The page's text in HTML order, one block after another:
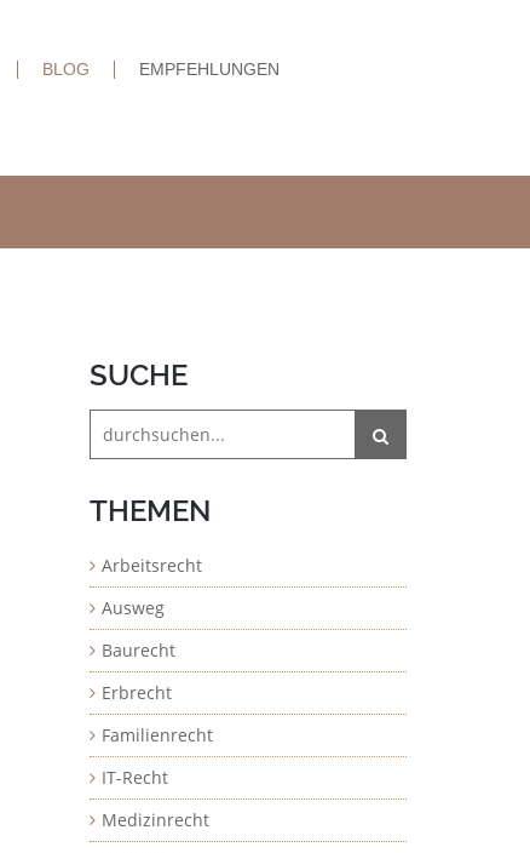
BLOG EMPFEHLUNGEN
SUCHE
THEMEN
Arbeitsrecht
Ausweg
Baurecht
Erbrecht
Familienrecht
IT-Recht
Medizinrecht